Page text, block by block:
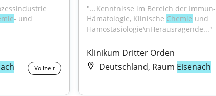
- und
Vollzeit
"...Kenntnisse im Bereich der Immun-
Hämatologie, Klinische Chemie und
Hämostasiologie\nHerausragende..."
Klinikum Dritter Orden
Deutschland, Raum Eisenach